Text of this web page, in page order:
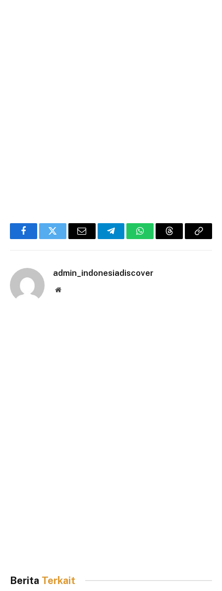
FacebookTwitter Email TelegramWhatsAppThreadsCopy
admin_indonesiadiscover
Website
Berita Terkait